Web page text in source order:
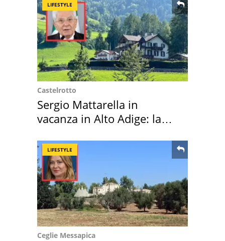
LIFESTYLE
Castelrotto
Sergio Mattarella in
vacanza in Alto Adige: la
LIFESTYLE
Ceglie Messapica